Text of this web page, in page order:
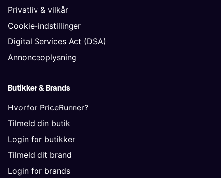
Privatliv & vilkår
Cookie-indstillinger
Digital Services Act (DSA)
Annonceoplysning
Butikker & Brands
Hvorfor PriceRunner?
Tilmeld din butik
Login for butikker
Tilmeld dit brand
Login for brands